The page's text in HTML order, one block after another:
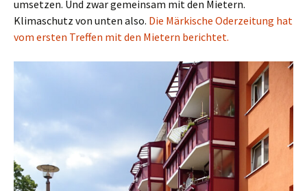
umsetzen. Und zwar gemeinsam mit den Mietern.
Klimaschutz von unten also. Die Märkische Oderzeitung hat
vom ersten Treffen mit den Mietern berichtet.